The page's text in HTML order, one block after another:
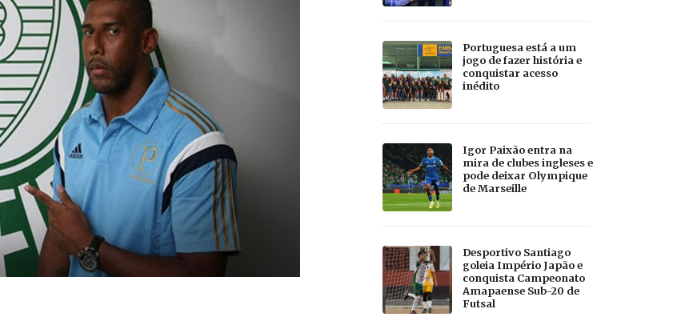
Portuguesa está a um
jogo de fazer história e
conquistar acesso
inédito
Igor Paixão entra na
mira de clubes ingleses e
pode deixar Olympique
de Marseille
Desportivo Santiago
goleia Império Japão e
conquista Campeonato
Amapaense Sub-20 de
Futsal